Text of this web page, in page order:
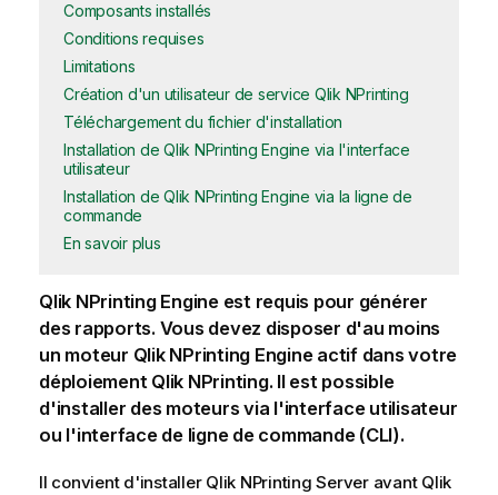
Composants installés
Conditions requises
Limitations
Création d'un utilisateur de service Qlik NPrinting
Téléchargement du fichier d'installation
Installation de Qlik NPrinting Engine via l'interface
utilisateur
Installation de Qlik NPrinting Engine via la ligne de
commande
En savoir plus
Qlik NPrinting Engineest requis pour générer
des rapports. Vous devez disposer d'au moins
un moteur Qlik NPrinting Engineactif dans votre
déploiement Qlik NPrinting. Il est possible
d'installer des moteurs via l'interface utilisateur
ou l'interface de ligne de commande (CLI).
Il convient d'installer Qlik NPrinting Serveravant Qlik